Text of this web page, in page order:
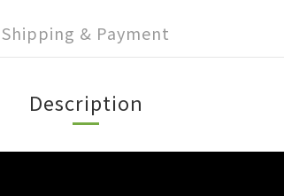
Shipping & Payment
Description